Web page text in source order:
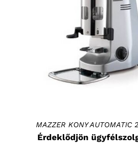
RÉSZLETEK
MAZZER KONY AUTOMATIC
Érdeklődjön